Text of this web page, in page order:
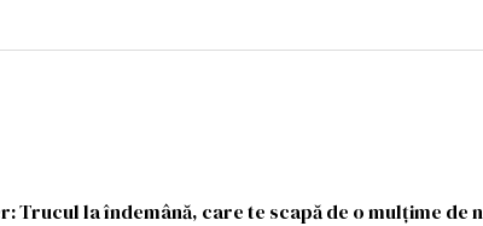
Trucul la îndemână, care te scapă de o mulțime de